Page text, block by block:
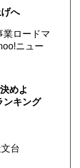
へ
業ロードマ
ニュー
めよ
ンキング
台